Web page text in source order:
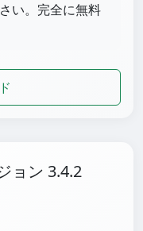
い。完全に無料
ョン 3.4.2